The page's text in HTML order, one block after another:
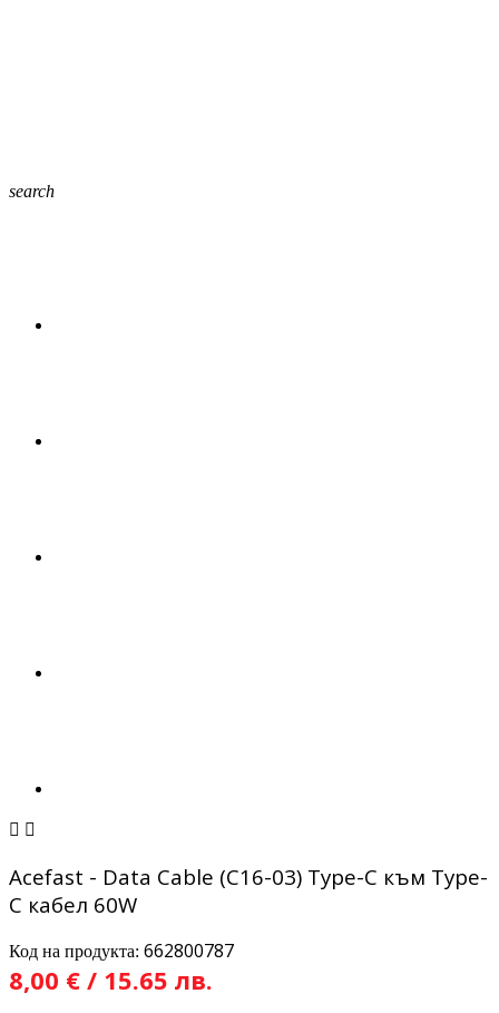
search
 
Acefast - Data Cable (C16-03) Type-C към Type-
C кабел 60W
Код на продукта: 662800787
8,00 € / 15.65 лв.